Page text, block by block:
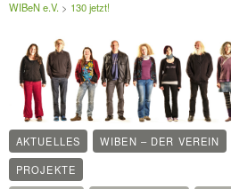
WIBeN e.V. > 130 jetzt!
AKTUELLES WIBEN – DER VEREIN
PROJEKTE